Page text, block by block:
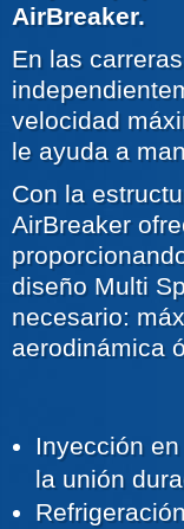
AirBreaker.
En las
velocidad
le ayuda a
Con la
AirBreaker
diseño Multi
necesario:
aerodinámica
Inyección
la unión